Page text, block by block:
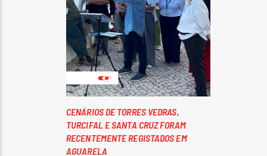
CENÁRIOS DE TORRES VEDRAS,
TURCIFAL E SANTA CRUZ FORAM
RECENTEMENTE REGISTADOS EM
AGUARELA